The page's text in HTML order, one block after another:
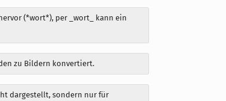
(*wort*), per _wort_ kann ein
zu Bildern konvertiert.
dargestellt, sondern nur für